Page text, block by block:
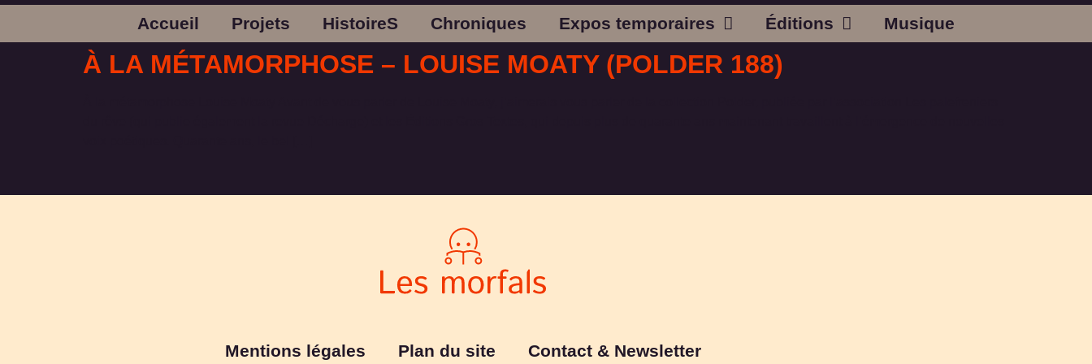
Accueil Projets HistoireS Chroniques Expos temporaires Éditions Musique
À LA MÉTAMORPHOSE – LOUISE MOATY (POLDER 188)
Mentions légales Plan du site Contact & Newsletter